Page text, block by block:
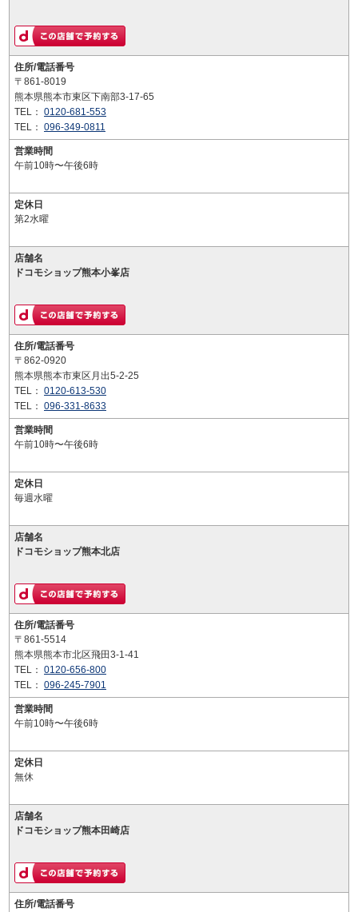
住所/電話番号
〒861-8019
熊本県熊本市東区下南部3-17-65
TEL： 0120-681-553
TEL： 096-349-0811
営業時間
午前10時〜午後6時
定休日
第2水曜
店舗名
ドコモショップ熊本小峯店
住所/電話番号
〒862-0920
熊本県熊本市東区月出5-2-25
TEL： 0120-613-530
TEL： 096-331-8633
営業時間
午前10時〜午後6時
定休日
毎週水曜
店舗名
ドコモショップ熊本北店
住所/電話番号
〒861-5514
熊本県熊本市北区飛田3-1-41
TEL： 0120-656-800
TEL： 096-245-7901
営業時間
午前10時〜午後6時
定休日
無休
店舗名
ドコモショップ熊本田崎店
住所/電話番号